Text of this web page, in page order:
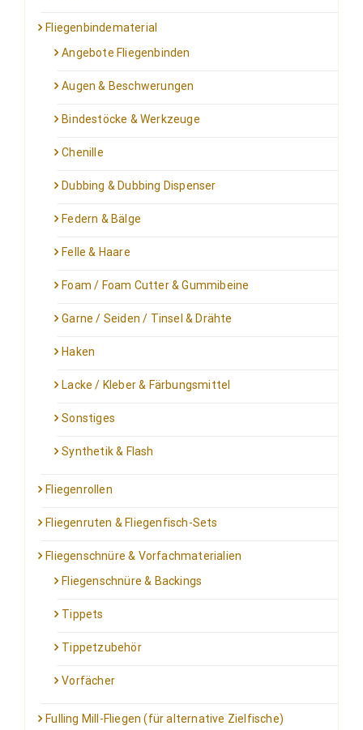
Fliegenbindematerial
Angebote Fliegenbinden
Augen & Beschwerungen
Bindestöcke & Werkzeuge
Chenille
Dubbing & Dubbing Dispenser
Federn & Bälge
Felle & Haare
Foam / Foam Cutter & Gummibeine
Garne / Seiden / Tinsel & Drähte
Haken
Lacke / Kleber & Färbungsmittel
Sonstiges
Synthetik & Flash
Fliegenrollen
Fliegenruten & Fliegenfisch-Sets
Fliegenschnüre & Vorfachmaterialien
Fliegenschnüre & Backings
Tippets
Tippetzubehör
Vorfächer
Fulling Mill-Fliegen (für alternative Zielfische)